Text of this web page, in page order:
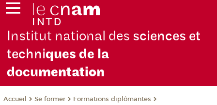
Institut national des sciences et
techniques de la
documentation
Accueil Se former
Formations diplômantes